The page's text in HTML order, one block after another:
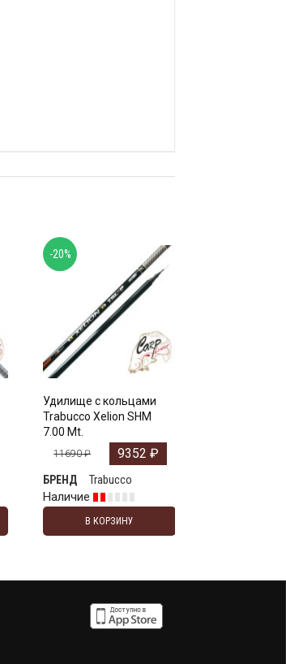
Удилище с кольцами
Trabucco Xelion SHM
7.00 Mt.
11690₽ 9352₽
БРЕНД
Trabucco
Наличие
В КОРЗИНУ
-20%